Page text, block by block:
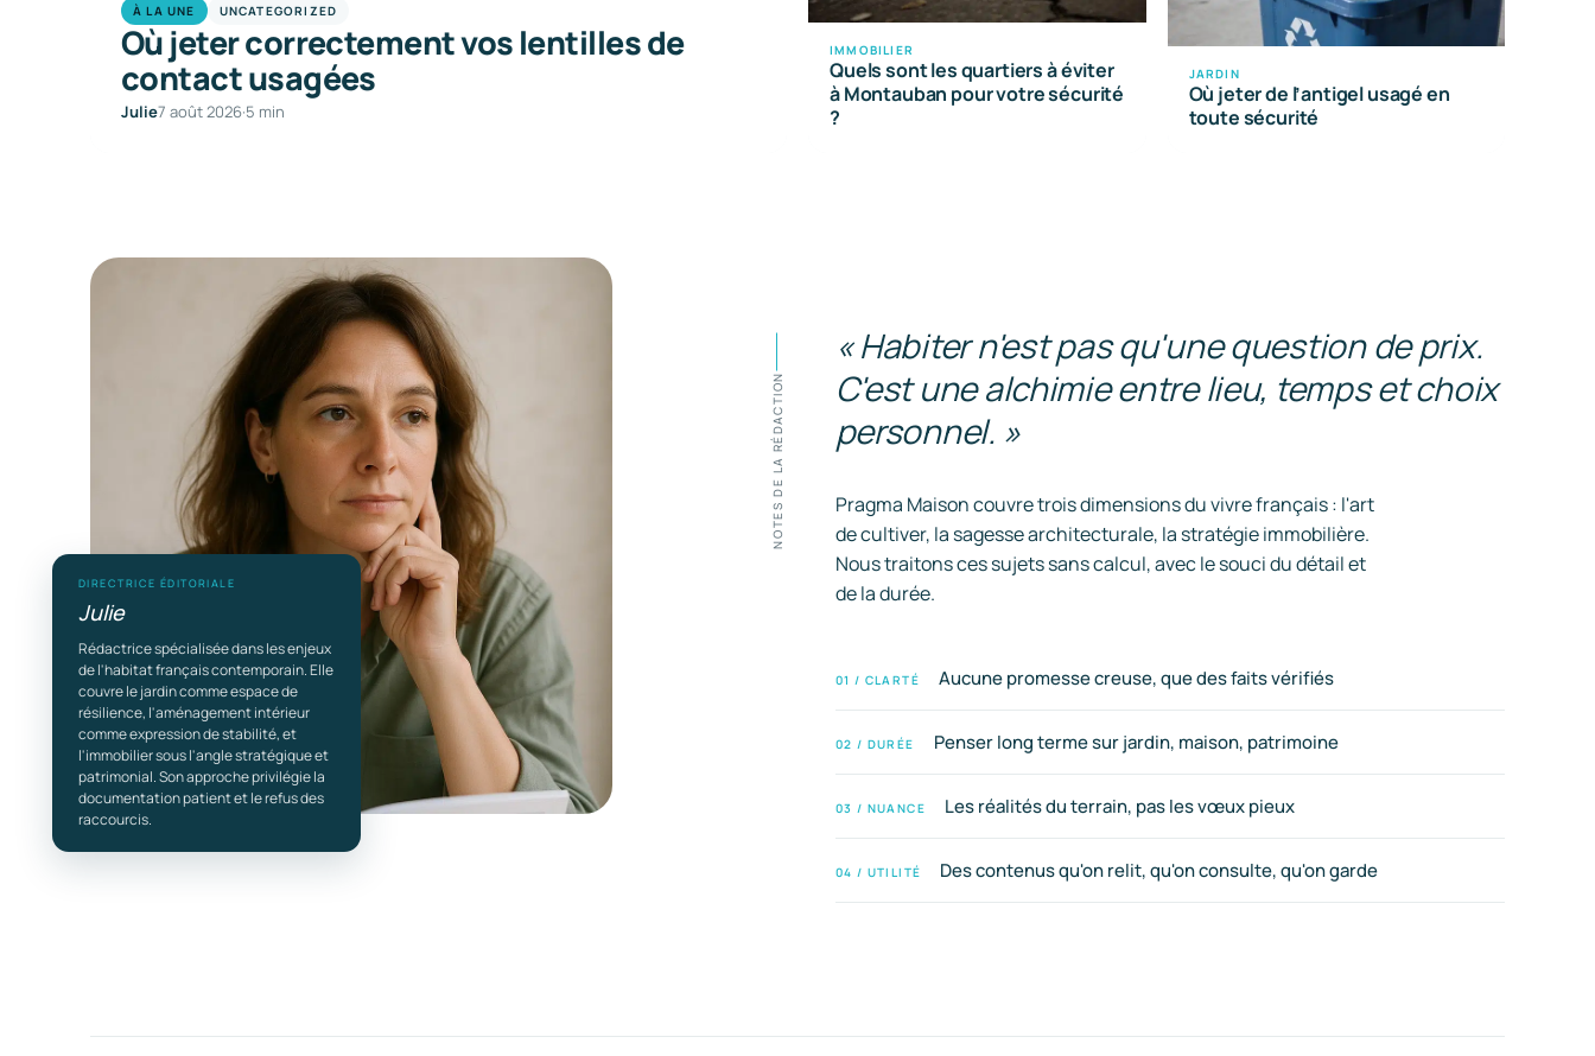
À LA UNE UNCATEGORIZED
Où jeter correctement vos lentilles de
contact usagées
Julie7 août 2026·5 min
IMMOBILIER
Quels sont les quartiers à éviter
à Montauban pour votre sécurité
?
JARDIN
Où jeter de l’antigel usagé en
toute sécurité
DIRECTRICE ÉDITORIALE
Julie
Rédactrice spécialisée dans les enjeux
de l'habitat français contemporain. Elle
couvre le jardin comme espace de
résilience, l'aménagement intérieur
comme expression de stabilité, et
l'immobilier sous l'angle stratégique et
patrimonial. Son approche privilégie la
documentation patient et le refus des
raccourcis.
NOTES DE LA RÉDACTION
« Habiter n'est pas qu'une question de prix.
C'est une alchimie entre lieu, temps et choix
personnel. »
Pragma Maison couvre trois dimensions du vivre français : l'art
de cultiver, la sagesse architecturale, la stratégie immobilière.
Nous traitons ces sujets sans calcul, avec le souci du détail et
de la durée.
01 / CLARTÉ Aucune promesse creuse, que des faits vérifiés
02 / DURÉE Penser long terme sur jardin, maison, patrimoine
03 / NUANCE Les réalités du terrain, pas les vœux pieux
04 / UTILITÉ Des contenus qu'on relit, qu'on consulte, qu'on garde